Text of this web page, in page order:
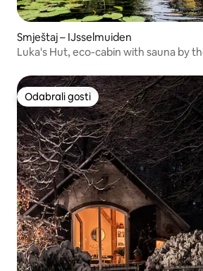
Smještaj – IJsselmuiden
Luka's Hut, eco-cabin with sauna by
Odabrali gosti
Odabrali gosti